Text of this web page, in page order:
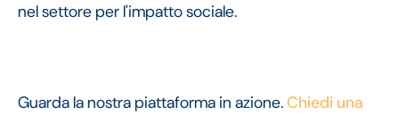
nel settore per l'impatto sociale.
Guarda la nostra piattaforma in azione.Chiedi una